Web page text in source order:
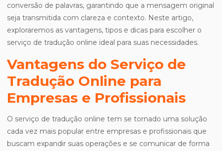
conversão de palavras, garantindo que a mensagem original
seja transmitida com clareza e contexto. Neste artigo,
exploraremos as vantagens, tipos e dicas para escolher o
serviço de tradução online ideal para suas necessidades.
Vantagens do Serviço de
Tradução Online para
Empresas e Profissionais
O serviço de tradução online tem se tornado uma solução
cada vez mais popular entre empresas e profissionais que
buscam expandir suas operações e se comunicar de forma